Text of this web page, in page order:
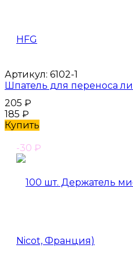
Артикул: 6102-1
Шпатель для переноса
205 ₽
185 ₽
Купить
-30 ₽